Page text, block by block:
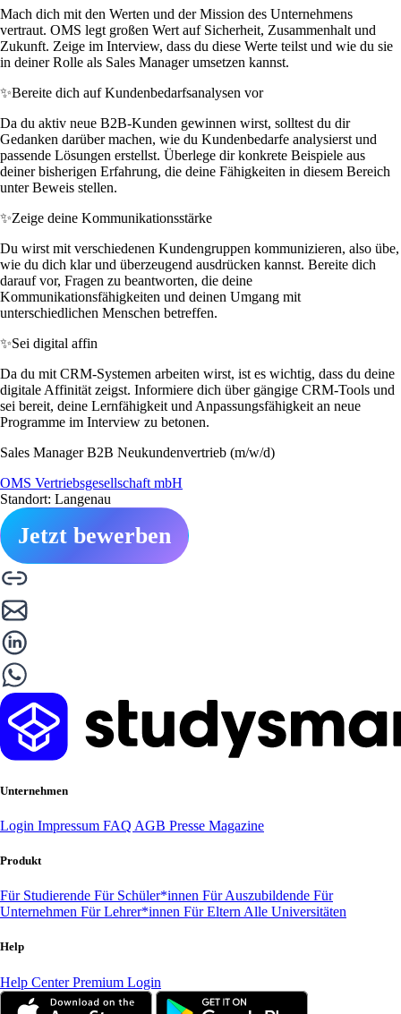
Mach dich mit den Werten und der Mission des Unternehmens
vertraut. OMS legt großen Wert auf Sicherheit, Zusammenhalt und
Zukunft. Zeige im Interview, dass du diese Werte teilst und wie du sie
in deiner Rolle als Sales Manager umsetzen kannst.
✨Bereite dich auf Kundenbedarfsanalysen vor
Da du aktiv neue B2B-Kunden gewinnen wirst, solltest du dir
Gedanken darüber machen, wie du Kundenbedarfe analysierst und
passende Lösungen erstellst. Überlege dir konkrete Beispiele aus
deiner bisherigen Erfahrung, die deine Fähigkeiten in diesem Bereich
unter Beweis stellen.
✨Zeige deine Kommunikationsstärke
Du wirst mit verschiedenen Kundengruppen kommunizieren, also übe,
wie du dich klar und überzeugend ausdrücken kannst. Bereite dich
darauf vor, Fragen zu beantworten, die deine
Kommunikationsfähigkeiten und deinen Umgang mit
unterschiedlichen Menschen betreffen.
✨Sei digital affin
Da du mit CRM-Systemen arbeiten wirst, ist es wichtig, dass du deine
digitale Affinität zeigst. Informiere dich über gängige CRM-Tools und
sei bereit, deine Lernfähigkeit und Anpassungsfähigkeit an neue
Programme im Interview zu betonen.
Sales Manager B2B Neukundenvertrieb (m/w/d)
OMS Vertriebsgesellschaft mbH
Standort: Langenau
Jetzt bewerben
Unternehmen
Login Impressum FAQ AGB Presse Magazine
Produkt
Für Studierende Für Schüler*innen Für Auszubildende Für
Unternehmen Für Lehrer*innen Für Eltern Alle Universitäten
Help
Help CenterPremium Login